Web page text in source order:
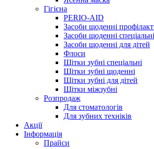
Гігієна
PERIO-AID
Засоби щоденні
Засоби щоденні спеціальні
Засоби щоденні для дітей
Флоси
Щітки зубні спеціальні
Щітки зубні щоденні
Щітки зубні для дітей
Щітки міжзубні
Розпродаж
Для стоматологів
Для зубних техніків
Акції
Інформація
Прайси